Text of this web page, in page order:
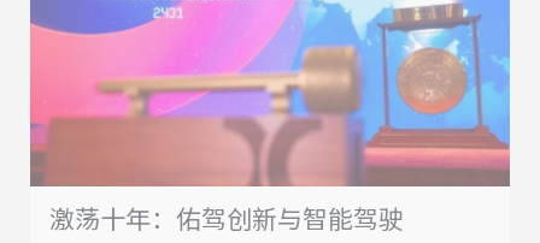
激荡十年：佑驾创新与智能驾驶